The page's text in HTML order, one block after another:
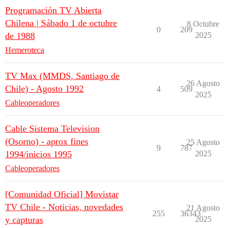
Programación TV Abierta
Chilena | Sábado 1 de octubre
de 1988
Hemeroteca
0 209
8 Octubre
2025
TV Max (MMDS, Santiago de
Chile) - Agosto 1992
Cableoperadores
4 509
26 Agosto
2025
Cable Sistema Television
(Osorno) - aprox fines
1994/inicios 1995
Cableoperadores
9 787
25 Agosto
2025
[Comunidad Oficial] Movistar
TV Chile - Noticias, novedades
y capturas
255 36343
21 Agosto
2025